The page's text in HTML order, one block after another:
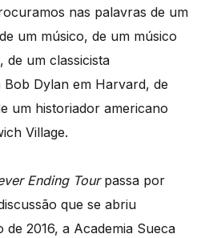
nas palavras de um
um músico, de um músico
de um classicista
Bob Dylan em Harvard, de
um historiador americano
Village.
Ending Tourpassa por
que se abriu
2016, a Academia Sueca